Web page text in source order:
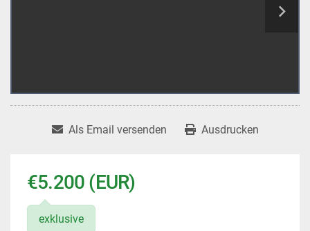
Als Email versenden Ausdrucken
€5.200 (EUR)
exklusive